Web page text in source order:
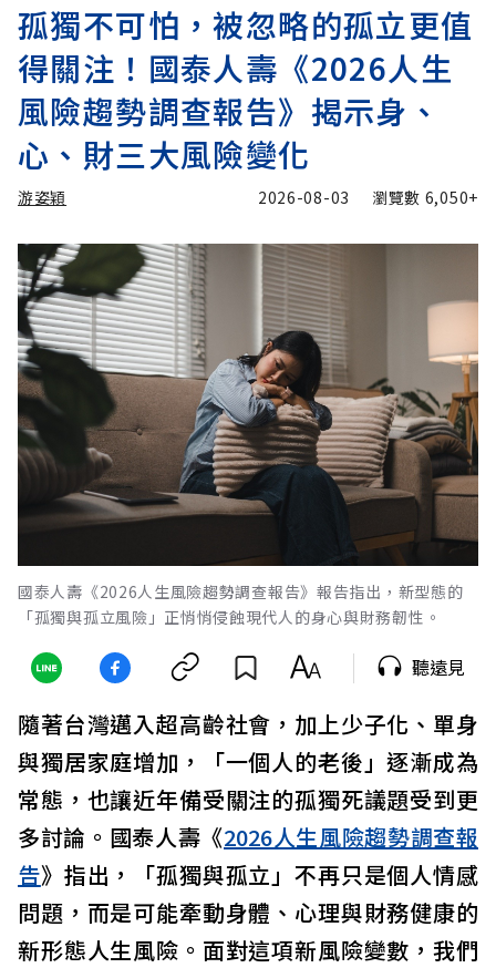
孤獨不可怕，被忽略的孤立更值
得關注！國泰人壽《2026人生
風險趨勢調查報告》揭示身、
心、財三大風險變化
游姿穎 2026-08-03 瀏覽數 6,050+
國泰人壽《2026人生風險趨勢調查報告》報告指出，新型態的
「孤獨與孤立風險」正悄悄侵蝕現代人的身心與財務韌性。
聽遠見
隨著台灣邁入超高齡社會，加上少子化、單身
與獨居家庭增加，「一個人的老後」逐漸成為
常態，也讓近年備受關注的孤獨死議題受到更
多討論。國泰人壽《2026人生風險趨勢調查報
告》指出，「孤獨與孤立」不再只是個人情感
問題，而是可能牽動身體、心理與財務健康的
新形態人生風險。面對這項新風險變數，我們